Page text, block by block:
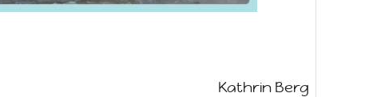
Kathrin Berg